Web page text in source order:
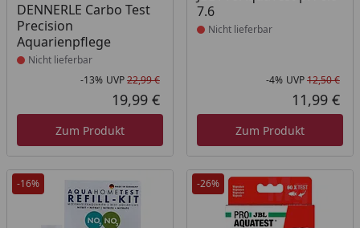
DENNERLE Carbo Test
Precision
Aquarienpflege
Nicht lieferbar
Rabatt in Prozent
-13%
Ursprünglicher Preis
UVP22,99 €
Aktueller Preis
19,99 €
Zum Produkt
7.6
Nicht lieferbar
-4% UVP12,50 €
11,99 €
Zum Produkt
-16% -26%